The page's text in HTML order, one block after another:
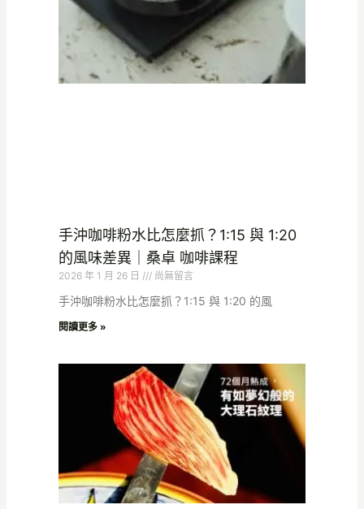
手沖咖啡粉水比怎麼抓？1:15 與 1:20
的風味差異｜桑卓 咖啡課程
2026 年 1 月 26 日 尚無留言
手沖咖啡粉水比怎麼抓？1:15 與 1:20 的風
閱讀更多 »